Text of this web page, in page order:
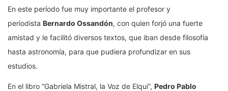
En este período fue muy importante el profesor y
periodista Bernardo Ossandón, con quien forjó una fuerte
amistad y le facilitó diversos textos, que iban desde filosofía
hasta astronomía, para que pudiera profundizar en sus
estudios.
En el libro “Gabriela Mistral, la Voz de Elqui”, Pedro Pablo